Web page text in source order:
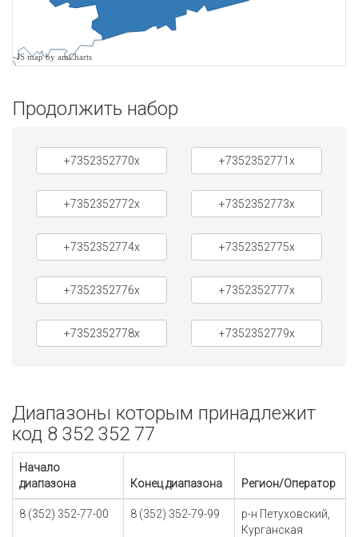
JS map by amCharts
Продолжить набор
+7352352770x +7352352771x
+7352352772x +7352352773x
+7352352774x +7352352775x
+7352352776x +7352352777x
+7352352778x +7352352779x
Диапазоны которым принадлежит
код 8 352 352 77
Начало
диапазона
Конец диапазона Регион/Оператор
8 (352) 352-77-00 8 (352) 352-79-99
р-н Петуховский,
Курганская